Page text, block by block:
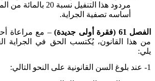
مردود هذا التنفيل
أساسه تصفية الجراية.
الفصل 61 (فقرة أولى جديدة) –
من هذا القانون، يُكتسب الحق في الجراية
يلي:
1- عند بلوغ السن القانونية على النحو التالي
: